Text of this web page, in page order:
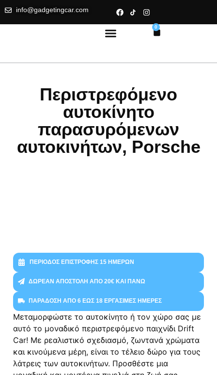
info@gadgetingcar.com
0
Περιστρεφόμενο
αυτοκίνητο
παρασυρόμενων
αυτοκινήτων, Porsche
ΠΕΡΊΟΔΟΣ ΕΠΙΣΤΡΟΦΉΣ 15 ΗΜΕΡΏΝ
ΔΩΡΕΆΝ ΑΠΟΣΤΟΛΉ ΑΠΌ 20€ ΚΑΙ ΠΆΝΩ
ΠΑΡΆΔΟΣΗ ΑΠΌ 6 ΈΩΣ 18 ΕΡΓΆΣΙΜΕΣ ΗΜΈΡΕΣ
Μεταμορφώστε το αυτοκίνητο ή τον χώρο σας με
αυτό το μοναδικό περιστρεφόμενο παιχνίδι Drift
Car! Με ρεαλιστικό σχεδιασμό, ζωντανά χρώματα
και κινούμενα μέρη, είναι το τέλειο δώρο για τους
λάτρεις των αυτοκινήτων. Προσθέστε μια